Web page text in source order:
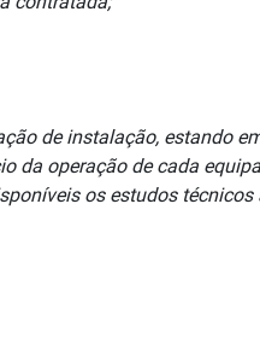
de instalação, estando
da operação de cada
os estudos